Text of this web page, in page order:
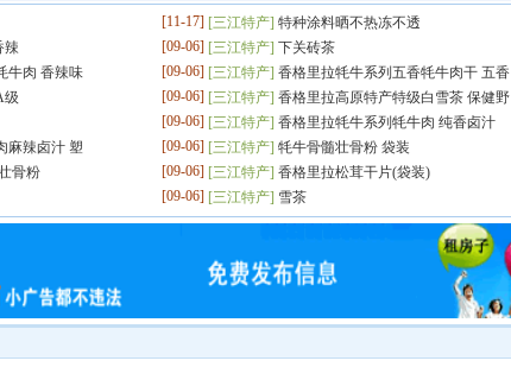
[11-17] [三江特产] 特种涂料晒不热冻不透
辣 [09-06] [三江特产] 下关砖茶
牛肉 香辣味 [09-06] [三江特产] 香格里拉牦牛系列五香牦牛肉干 五香
级 [09-06] [三江特产] 香格里拉高原特产特级白雪茶 保健野
[09-06] [三江特产] 香格里拉牦牛系列牦牛肉 纯香卤汁
麻辣卤汁 塑 [09-06] [三江特产] 牦牛骨髓壮骨粉 袋装
骨粉 [09-06] [三江特产] 香格里拉松茸干片(袋装)
[09-06] [三江特产] 雪茶